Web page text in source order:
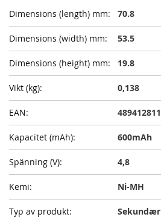
70.8
53.5
19.8
0,138
600mAh
4,8
Ni-MH